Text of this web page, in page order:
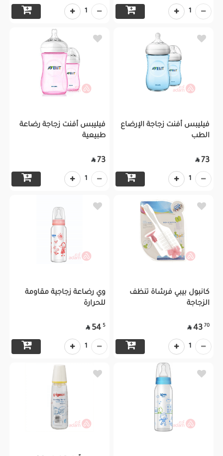
1
1
فيليبس أفنت زجاجة الإرضاع
الطب
73

1
فيليبس أفنت زجاجة رضاعة
طبيعية
73

1
كانبول بيبي فرشاة تنظف
الزجاجة
70
43

1
وي رضاعة زجاجية مقاومة
للحرارة
5
54

1